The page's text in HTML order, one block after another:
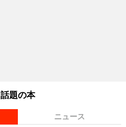
話題の本
ニュース